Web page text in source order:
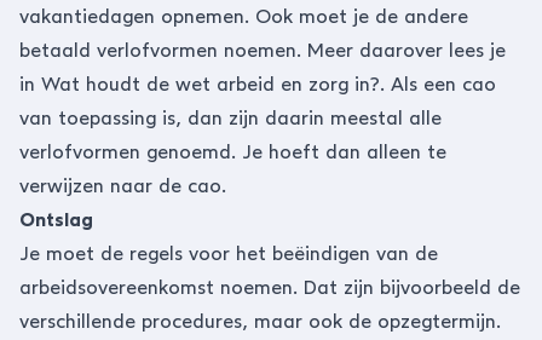
vakantiedagen opnemen. Ook moet je de andere
betaald verlofvormen noemen. Meer daarover lees je
in Wat houdt de wet arbeid en zorg in?. Als een cao
van toepassing is, dan zijn daarin meestal alle
verlofvormen genoemd. Je hoeft dan alleen te
verwijzen naar de cao.
Ontslag
Je moet de regels voor het beëindigen van de
arbeidsovereenkomst noemen. Dat zijn bijvoorbeeld de
verschillende procedures, maar ook de opzegtermijn.